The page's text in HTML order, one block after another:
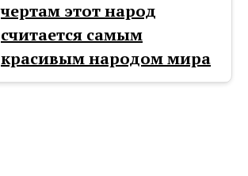
чертам этот народ
считается самым
красивым народом мира